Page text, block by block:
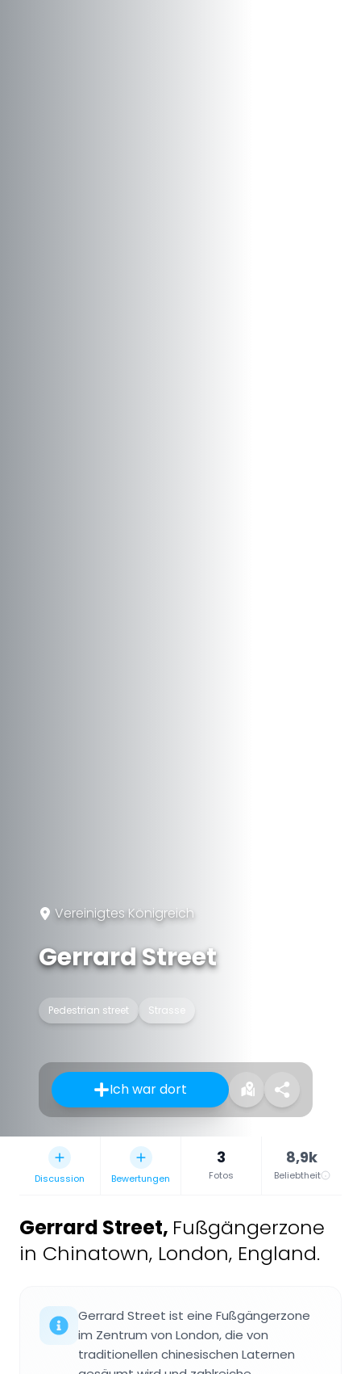
Vereinigtes Königreich
Gerrard Street
Pedestrian street Strasse
Ich war dort
Discussion Bewertungen
3
Fotos
8,9k
Beliebtheit
Gerrard Street, Fußgängerzone
in Chinatown, London, England.
Gerrard Street ist eine Fußgängerzone
im Zentrum von London, die von
traditionellen chinesischen Laternen